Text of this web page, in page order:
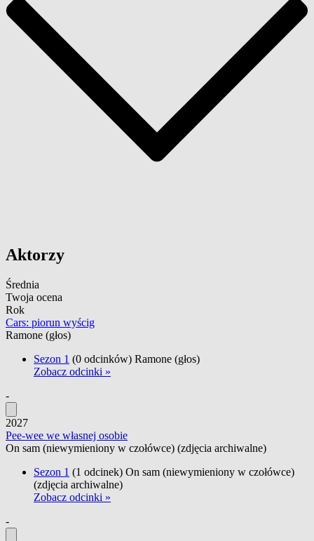
Aktorzy
Średnia
Twoja ocena
Rok
Cars: piorun wyścig
Ramone (głos)
Sezon 1 (0 odcinków) Ramone (głos)
Zobacz odcinki »
-
2027
Pee-wee we własnej osobie
On sam (niewymieniony w czołówce) (zdjęcia archiwalne)
Sezon 1 (1 odcinek) On sam (niewymieniony w czołówce)
(zdjęcia archiwalne)
Zobacz odcinki »
-